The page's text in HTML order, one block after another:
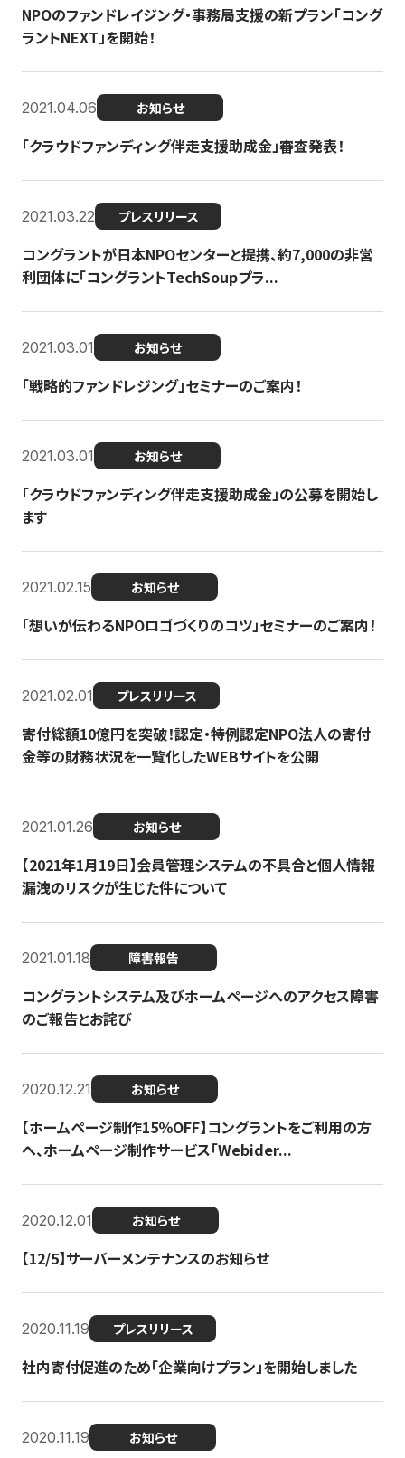
NPOのファンドレイジング・事務局支援の新プラン「コング
ラントNEXT」を開始！
2021.04.06 お知らせ
「クラウドファンディング伴走支援助成金」審査発表！
2021.03.22 プレスリリース
コングラントが日本NPOセンターと提携、約7,000の非営
利団体に「コングラントTechSoupプラ...
2021.03.01 お知らせ
「戦略的ファンドレジング」セミナーのご案内！
2021.03.01 お知らせ
「クラウドファンディング伴走支援助成金」の公募を開始し
ます
2021.02.15 お知らせ
「想いが伝わるNPOロゴづくりのコツ」セミナーのご案内！
2021.02.01 プレスリリース
寄付総額10億円を突破！認定・特例認定NPO法人の寄付
金等の財務状況を一覧化したWEBサイトを公開
2021.01.26 お知らせ
【2021年1月19日】会員管理システムの不具合と個人情報
漏洩のリスクが生じた件について
2021.01.18 障害報告
コングラントシステム及びホームページへのアクセス障害
のご報告とお詫び
2020.12.21 お知らせ
【ホームページ制作15％OFF】コングラントをご利用の方
へ、ホームページ制作サービス「Webider...
2020.12.01 お知らせ
【12/5】サーバーメンテナンスのお知らせ
2020.11.19 プレスリリース
社内寄付促進のため「企業向けプラン」を開始しました
2020.11.19 お知らせ